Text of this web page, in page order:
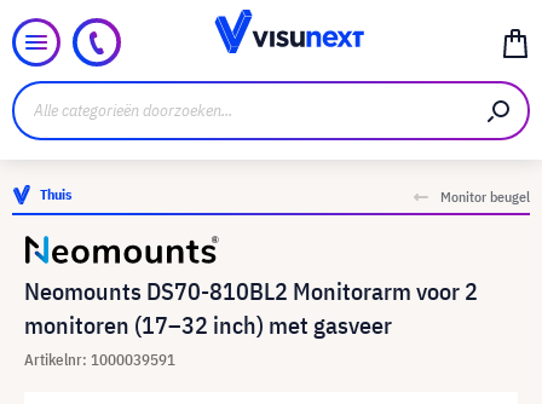
Thuis Monitor beugel
Neomounts DS70-810BL2 Monitorarm voor 2
monitoren (17–32 inch) met gasveer
Artikelnr: 1000039591